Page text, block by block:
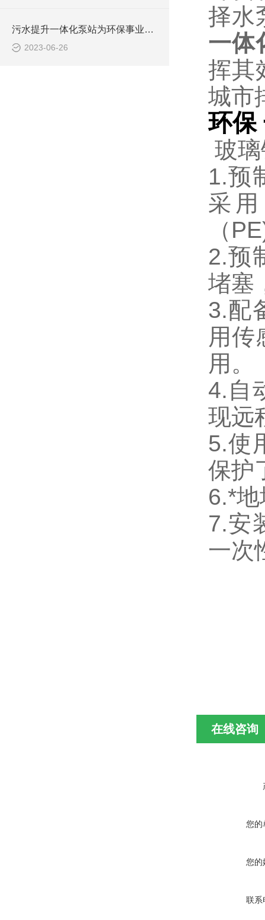
污水提升一体化泵站为环保事业做出了哪些贡献？
2023-06-26
择水
一体
挥其
城市
环保
玻
1.预
采
（
2.预
堵塞
3.配
用传
用。
4.自
现远
5.使
保护
6.*
7.安
一次
在线咨询
您的
您的
联系